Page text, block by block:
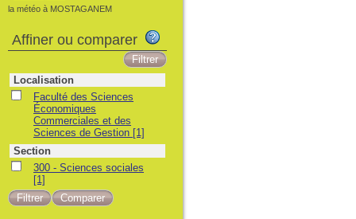
la météo à MOSTAGANEM
Affiner ou comparer
Localisation
Faculté des Sciences
Économiques
Commerciales et des
Sciences de Gestion [1]
Section
300 - Sciences sociales
[1]